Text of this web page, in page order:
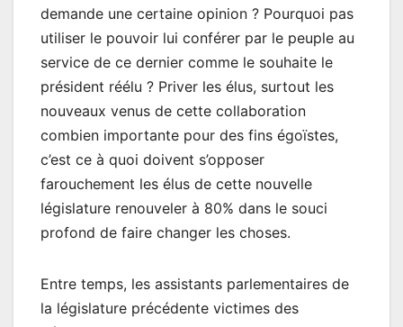
demande une certaine opinion ? Pourquoi pas
utiliser le pouvoir lui conférer par le peuple au
service de ce dernier comme le souhaite le
président réélu ? Priver les élus, surtout les
nouveaux venus de cette collaboration
combien importante pour des fins égoïstes,
c’est ce à quoi doivent s’opposer
farouchement les élus de cette nouvelle
législature renouveler à 80% dans le souci
profond de faire changer les choses.
Entre temps, les assistants parlementaires de
la législature précédente victimes des